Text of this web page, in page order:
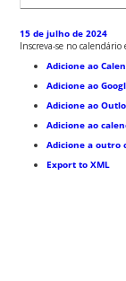
15 de julho de 2024
Inscreva-se no calendário
Adicione ao
Adicione ao
Adicione ao
Adicione ao
Adicione a outro
Export to XML